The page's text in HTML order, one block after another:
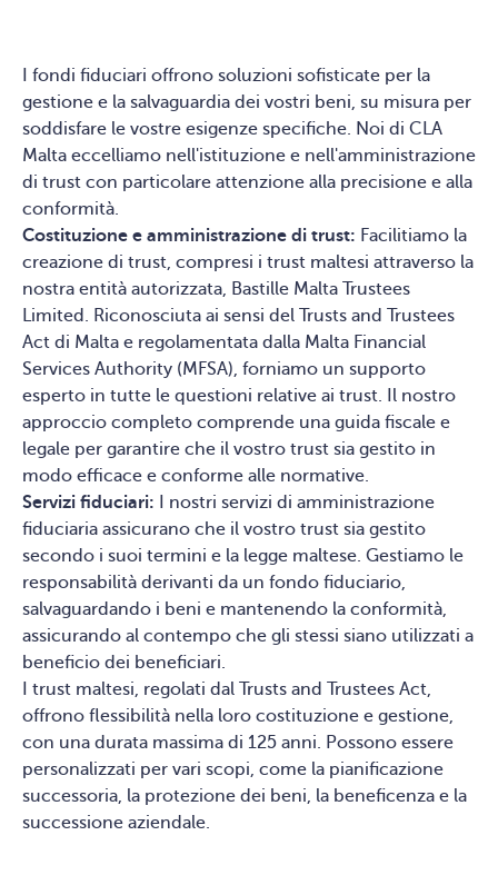
I fondi fiduciari offrono soluzioni sofisticate per la
gestione e la salvaguardia dei vostri beni, su misura per
soddisfare le vostre esigenze specifiche. Noi di CLA
Malta eccelliamo nell'istituzione e nell'amministrazione
di trust con particolare attenzione alla precisione e alla
conformità.
Costituzione e amministrazione di trust: Facilitiamo la
creazione di trust, compresi i trust maltesi attraverso la
nostra entità autorizzata, Bastille Malta Trustees
Limited. Riconosciuta ai sensi del Trusts and Trustees
Act di Malta e regolamentata dalla Malta Financial
Services Authority (MFSA), forniamo un supporto
esperto in tutte le questioni relative ai trust. Il nostro
approccio completo comprende una guida fiscale e
legale per garantire che il vostro trust sia gestito in
modo efficace e conforme alle normative.
Servizi fiduciari: I nostri servizi di amministrazione
fiduciaria assicurano che il vostro trust sia gestito
secondo i suoi termini e la legge maltese. Gestiamo le
responsabilità derivanti da un fondo fiduciario,
salvaguardando i beni e mantenendo la conformità,
assicurando al contempo che gli stessi siano utilizzati a
beneficio dei beneficiari.
I trust maltesi, regolati dal Trusts and Trustees Act,
offrono flessibilità nella loro costituzione e gestione,
con una durata massima di 125 anni. Possono essere
personalizzati per vari scopi, come la pianificazione
successoria, la protezione dei beni, la beneficenza e la
successione aziendale.